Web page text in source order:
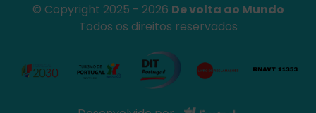
© Copyright 2025 - 2026 De volta ao Mundo
Todos os direitos reservados